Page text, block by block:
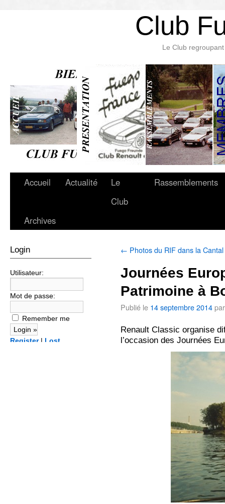
Club
Le Club
Accueil Actualité
Le
Club
Rassemblements
Archives
Login
Utilisateur:
Mot de passe:
Remember me
Register| Lost
← Photos du RIF dans la Cantal
Journées
Patrimoine à
Publié le 14 septembre 2014par
Renault Classic organise
l’occasion des Journées